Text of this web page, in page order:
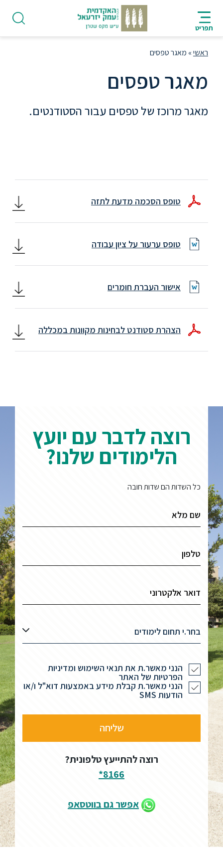
לתוכן
מרכזי
העמוד
תפריט
HE
פודקאסט
ראשון
ללימודי
אנגלית
ועברית
תואר
המרכז
הקדם
מתעניינים
סטודנטים
בוגרים
סגל
שכר
לימוד
מחקר
והוראה
היחידה
לבינלאומיות
ספריה
משרתי
מילואים
וכוחות
הביטחון
–
זכויות
והטבות
ראשי» מאגר טפסים
מאגר טפסים
מאגר מרוכז של טפסים עבור הסטודנטים.
טופס הסכמה מדעת לתזה
טופס ערעור על ציון עבודה
אישור העברת חומרים
הצהרת סטודנט לבחינות מקוונות במכללה
רוצה לדבר עם יועץ
הלימודים שלנו?
כל השדות הם שדות חובה
בחר.י תחום לימודים
הנני מאשר.ת את תנאי השימוש ומדיניות
הפרטיות של האתר
הנני מאשר.ת קבלת מידע באמצעות דוא"ל ו/או
הודעות SMS
רוצה להתייעץ טלפונית?
8166*
אפשר גם בווטסאפ